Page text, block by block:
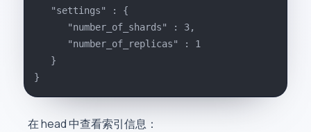
   "settings" : {
      "number_of_shards" : 3,
      "number_of_replicas" : 1
   }
}
在 head 中查看索引信息：